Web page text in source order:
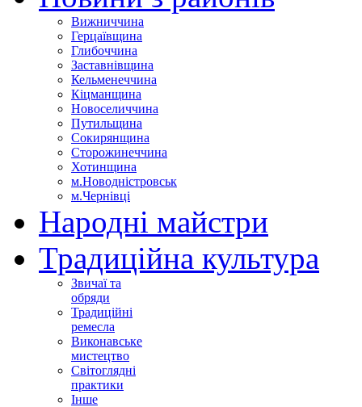
Вижниччина
Герцаївщина
Глибоччина
Заставнівщина
Кельменеччина
Кіцманщина
Новоселиччина
Путильщина
Сокирянщина
Сторожинеччина
Хотинщина
м.Новодністровськ
м.Чернівці
Народні майстри
Традиційна культура
Звичаї та
обряди
Традиційні
ремесла
Виконавське
мистецтво
Світоглядні
практики
Інше